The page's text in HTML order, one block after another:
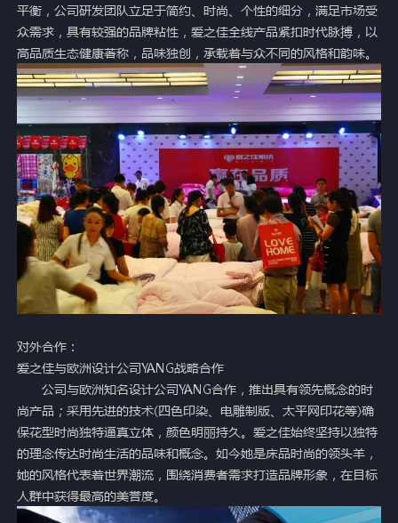
平衡，公司研发团队立足于简约、时尚、个性的细分，满足市场受
众需求，具有较强的品牌粘性，爱之佳全线产品紧扣时代脉搏，以
高品质生态健康著称，品味独创，承载着与众不同的风格和韵味。
对外合作：
爱之佳与欧洲设计公司YANG战略合作
公司与欧洲知名设计公司YANG合作，推出具有领先概念的时
尚产品；采用先进的技术(四色印染、电雕制版、太平网印花等)确
保花型时尚独特逼真立体，颜色明丽持久。爱之佳始终坚持以独特
的理念传达时尚生活的品味和概念。如今她是床品时尚的领头羊，
她的风格代表着世界潮流，围绕消费者需求打造品牌形象，在目标
人群中获得最高的美誉度。